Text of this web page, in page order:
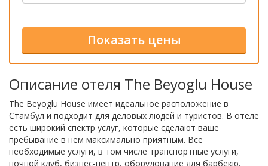
Описание отеля The Beyoglu House
The Beyoglu House имеет идеальное расположение в
Стамбул и подходит для деловых людей и туристов. В отеле
есть широкий спектр услуг, которые сделают ваше
пребывание в нем максимально приятным. Все
необходимые услуги, в том числе транспортные услуги,
ночной клуб, бизнес-центр, оборудование для барбекю,